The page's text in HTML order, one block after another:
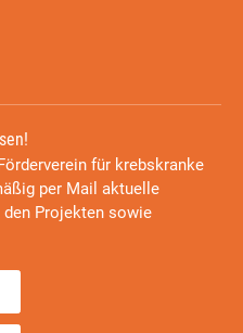
für krebskranke
per Mail aktuelle
Projekten sowie